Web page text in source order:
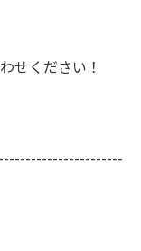
せください！